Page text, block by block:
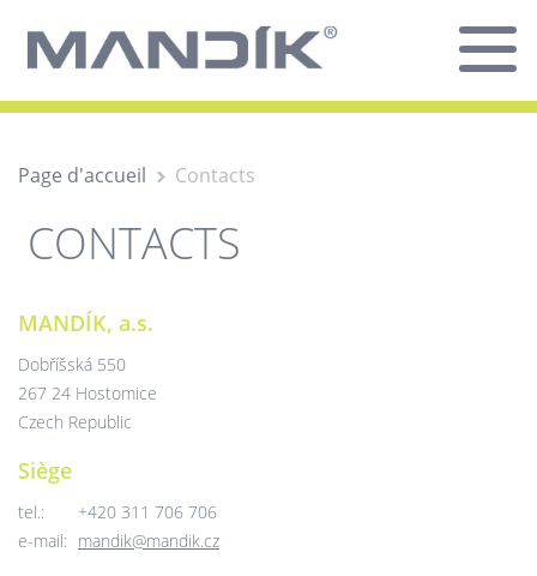
Page d'accueil Contacts
CONTACTS
MANDÍK, a.s.
Dobříšská 550
267 24 Hostomice
Czech Republic
Siège
tel.:
+420 311 706 706
e-mail: mandik@mandik.cz